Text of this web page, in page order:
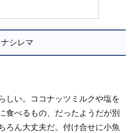
ナシレマ
しい。ココナッツミルクや塩を
食べるもの、だったようだが別
ろん大丈夫だ。付け合せに小魚